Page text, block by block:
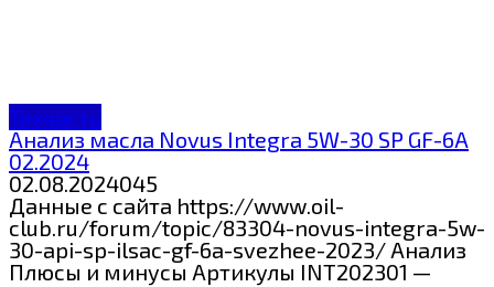
Техчасть
Анализ масла Novus Integra 5W-30 SP GF-6A
02.2024
02.08.2024045
Данные с сайта https://www.oil-
club.ru/forum/topic/83304-novus-integra-5w-
30-api-sp-ilsac-gf-6a-svezhee-2023/ Анализ
Плюсы и минусы Артикулы INT202301 —